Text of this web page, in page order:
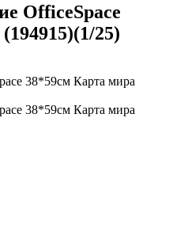
OfficeSpace
25)